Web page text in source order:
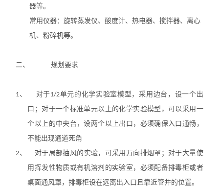
器等。
常用仪器：旋转蒸发仪、酸度计、热电器、搅拌器、离心
机、粉碎机等。
二、 规划要求
1、 对于1/2单元的化学实验室模型，采用边台，设一个出
口；对于一个标准单元以上的化学实验模型，可以采用一
个以上的中央台，设两个以上出口，必须确保入口通畅，
不能出现通道死角
2、
对于局部抽风的实验，可采用万向排烟罩；对于大量使
用 挥发性物质或有机溶剂的实验室，必须配备排毒柜或者
桌面通风罩，排毒柜设在远离出入口且靠近管井的位置。